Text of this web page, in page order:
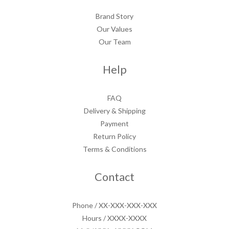
Brand Story
Our Values
Our Team
Help
FAQ
Delivery & Shipping
Payment
Return Policy
Terms & Conditions
Contact
Phone / XX-XXX-XXX-XXX
Hours / XXXX-XXXX